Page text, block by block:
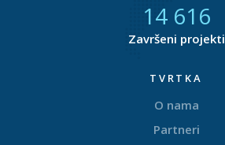
14 847
Završeni projekti
TVRTKA
O nama
Partneri